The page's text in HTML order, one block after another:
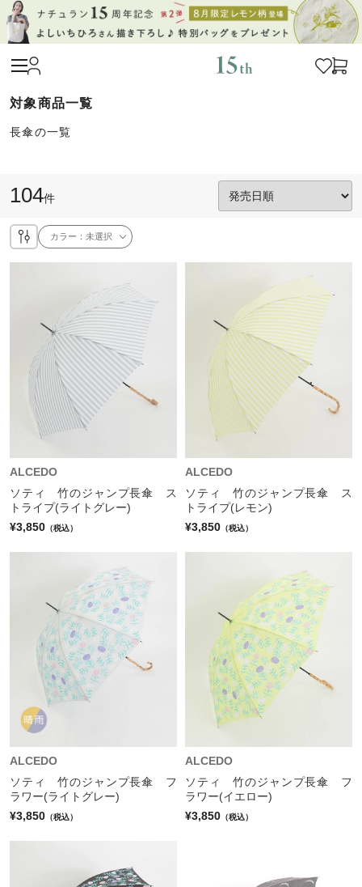
長傘の一覧
104件
カラー：未選択
ALCEDO
ソティ 竹のジャンプ長傘 ス
トライプ(ライトグレー)
¥3,850 （税込）
ALCEDO
ソティ 竹のジャンプ長傘 ス
トライプ(レモン)
¥3,850 （税込）
ALCEDO
ソティ 竹のジャンプ長傘 フ
ラワー(ライトグレー)
¥3,850 （税込）
ALCEDO
ソティ 竹のジャンプ長傘 フ
ラワー(イエロー)
¥3,850 （税込）